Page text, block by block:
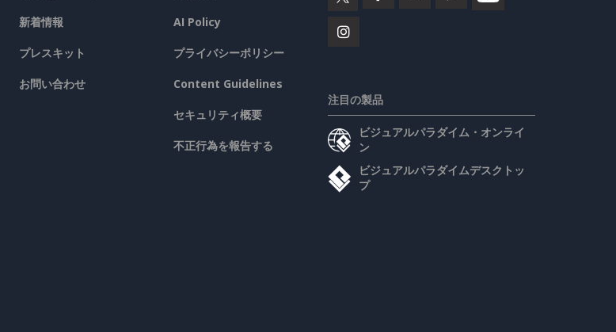
新着情報
プレスキット
お問い合わせ
AI Policy
プライバシーポリシー
Content Guidelines
セキュリティ概要
不正行為を報告する
注目の製品
ビジュアルパラダイム・オンライ
ン
ビジュアルパラダイムデスクトッ
プ